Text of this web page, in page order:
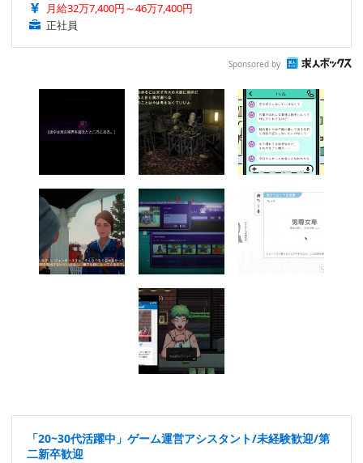
月給32万7,400円～46万7,400円
正社員
Sponsored by
「20~30代活躍中」ゲーム運営アシスタント/未経験歓迎/第
二新卒歓迎